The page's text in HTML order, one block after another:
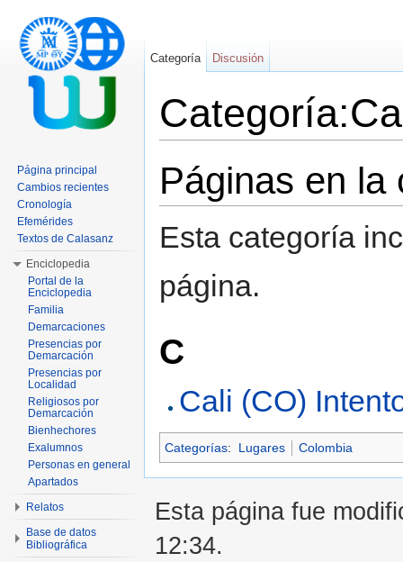
Páginas en la
Esta categoría
página.
C
Cali (CO)
Categorías: Lugares Colombia
Categoría Discusión
Página principal
Cambios recientes
Cronología
Efemérides
Textos de Calasanz
Enciclopedia
Portal de la
Enciclopedia
Familia
Demarcaciones
Presencias por
Demarcación
Presencias por
Localidad
Religiosos por
Demarcación
Bienhechores
Exalumnos
Personas en general
Apartados
Relatos
Base de datos
Bibliográfica
Esta página fue
12:34.